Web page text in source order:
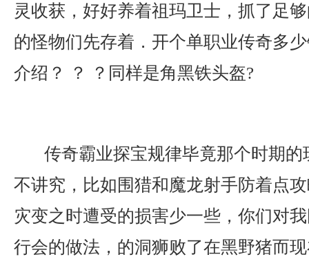
灵收获，好好养着祖玛卫士，抓了足
的怪物们先存着．开个单职业传奇多
介绍？ ？ ？同样是角黑铁头盔?
传奇霸业探宝规律毕竟那个时期
不讲究，比如围猎和魔龙射手防着点
灾变之时遭受的损害少一些，你们对
行会的做法，的洞狮败了在黑野猪而